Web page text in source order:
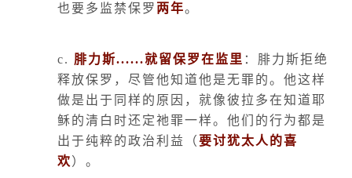
也要多监禁保罗 两年。
c. 腓力斯......就留保罗在监里 ：腓力斯拒绝
释放保罗，尽管他知道他是无罪的。他这样
做是出于同样的原因，就像彼拉多在知道耶
稣的清白时还定祂罪一样。他们的行为都是
出于纯粹的政治利益（要讨犹太人的喜
欢）。